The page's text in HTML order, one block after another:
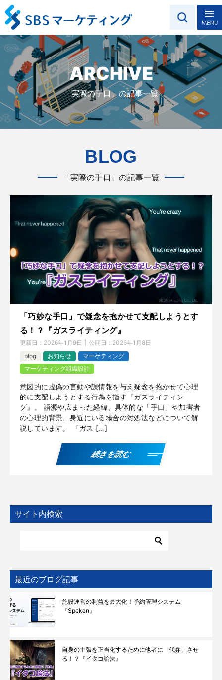
ARCHIVE
「実際の手口」の記事一覧
BLOG
「実際の手口」の記事一覧
「巧妙な手口」で疑念を抱かせて支配しようとす
る！？『ガスライティング』
更新日： 2026年1月9日 公開日： 2026年1月8日
blog
お知らせ
マーケティング
マーケティング組織設計
意図的に虚偽の言動や誤情報を与え疑念を抱かせて心理
的に支配しようとする行為を指す『ガスライティン
グ』。 語源や広まった経緯、具体的な「手口」や加害者
の心理的背景、身近にいる場合の対処法などについて解
説しています。 『ガス […]
続きを読む
サイト内検索
最近のブログ記事
施設運営の利益を最大化！予約管理システム
『Spekan』
自身の主張を正当化するために他者に「代弁」させ
る！？『イタコ論法』